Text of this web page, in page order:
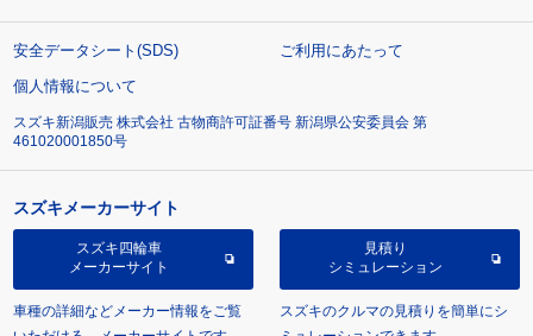
安全データシート(SDS)
ご利用にあたって
個人情報について
スズキ新潟販売 株式会社 古物商許可証番号 新潟県公安委員会 第
461020001850号
スズキメーカーサイト
スズキ四輪車
メーカーサイト
車種の詳細などメーカー情報をご覧
見積り
シミュレーション
スズキのクルマの見積りを簡単にシ